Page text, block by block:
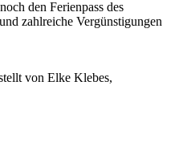
den Ferienpass des
zahlreiche Vergünstigungen
von Elke Klebes,